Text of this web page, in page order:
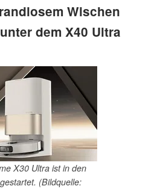
Wischen
dem X40 Ultra
X30 Ultra ist in den
(Bildquelle: